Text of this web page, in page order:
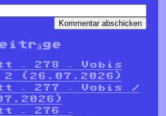
– 278 – Vobis
2 (26.07.2026)
– 277 – Vobis /
– 276 –